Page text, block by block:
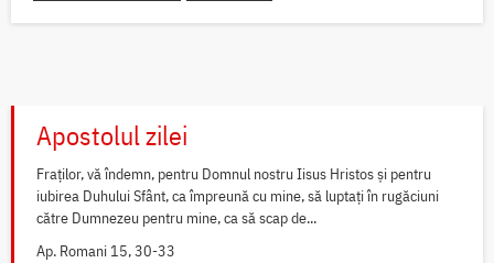
Apostolul zilei
Fraților, vă îndemn, pentru Domnul nostru Iisus Hristos și pentru
iubirea Duhului Sfânt, ca împreună cu mine, să luptați în rugăciuni
către Dumnezeu pentru mine, ca să scap de...
Ap. Romani 15, 30-33